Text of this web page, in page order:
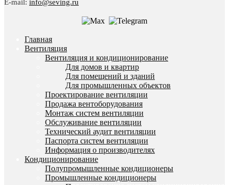
E-mail: info@seving.ru
Главная
Вентиляция
Вентиляция и кондиционирование
Для домов и квартир
Для помещений и зданий
Для промышленных объектов
Проектирование вентиляции
Продажа вентоборудования
Монтаж систем вентиляции
Обслуживание вентиляции
Технический аудит вентиляции
Паспорта систем вентиляции
Информация о производителях
Кондиционирование
Полупромышленные кондиционеры
Промышленные кондиционеры